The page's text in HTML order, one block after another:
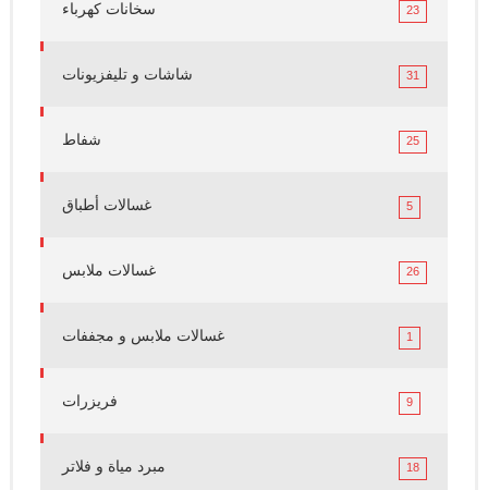
سخانات كهرباء 23
شاشات و تليفزيونات 31
شفاط 25
غسالات أطباق 5
غسالات ملابس 26
غسالات ملابس و مجففات 1
فريزرات 9
مبرد مياة و فلاتر 18